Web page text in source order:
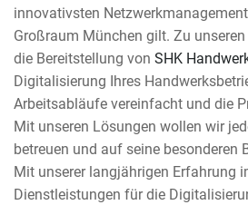
innovativsten
Großraum München gilt. Zu
die Bereitstellung von SHK
Digitalisierung Ihres
Arbeitsabläufe vereinfacht und die
Mit unseren Lösungen wollen wir
betreuen und auf seine besonderen
Mit unserer langjährigen Erfahrung
Dienstleistungen für die